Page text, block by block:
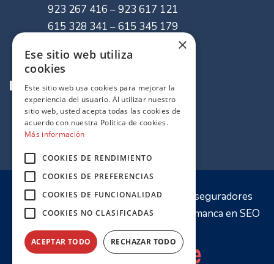
923 267 416 – 923 617 121
615 328 341 – 615 345 179
info@mvaseguradores.com
Enlaces de Interes
Quiénes somos
Política de cookies
© 2020 Sitio web propiedad de
MV Aseguradores
Optimización y desarrollo por PW SalamancaenSEO
Salamanca
×
Ese sitio web utiliza
cookies
Este sitio web usa cookies para mejorar la
experiencia del usuario. Al utilizar nuestro
sitio web, usted acepta todas las cookies de
acuerdo con nuestra Política de cookies.
Más información
COOKIES DE RENDIMIENTO
COOKIES DE PREFERENCIAS
COOKIES DE FUNCIONALIDAD
COOKIES NO CLASIFICADAS
ACEPTAR TODO RECHAZAR TODO